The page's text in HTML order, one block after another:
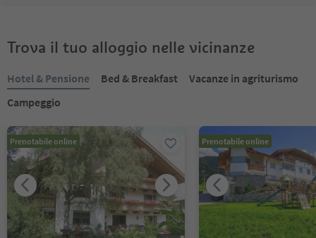
Trova il tuo alloggio nelle vicinanze
Hotel & Pensione Bed & Breakfast
Vacanze in agriturismo
Campeggio
Prenotabile online Prenotabile online